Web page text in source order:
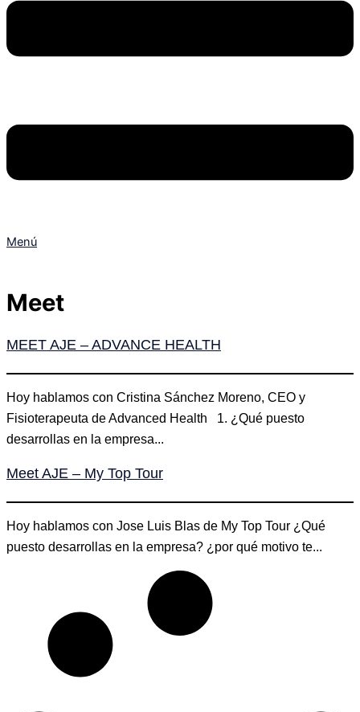
Menú
Meet
MEET AJE – ADVANCE HEALTH
Hoy hablamos con Cristina Sánchez Moreno, CEO y
Fisioterapeuta de Advanced Health 1. ¿Qué puesto
desarrollas en la empresa...
Meet AJE – My Top Tour
Hoy hablamos con Jose Luis Blas de My Top Tour ¿Qué
puesto desarrollas en la empresa? ¿por qué motivo te...